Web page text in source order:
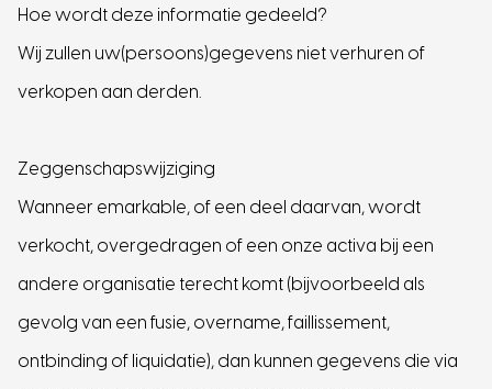
Hoe wordt deze informatie gedeeld?
Wij zullen uw(persoons)gegevens niet verhuren of
verkopen aan derden.
Zeggenschapswijziging
Wanneer emarkable, of een deel daarvan, wordt
verkocht, overgedragen of een onze activa bij een
andere organisatie terecht komt (bijvoorbeeld als
gevolg van een fusie, overname, faillissement,
ontbinding of liquidatie), dan kunnen gegevens die via